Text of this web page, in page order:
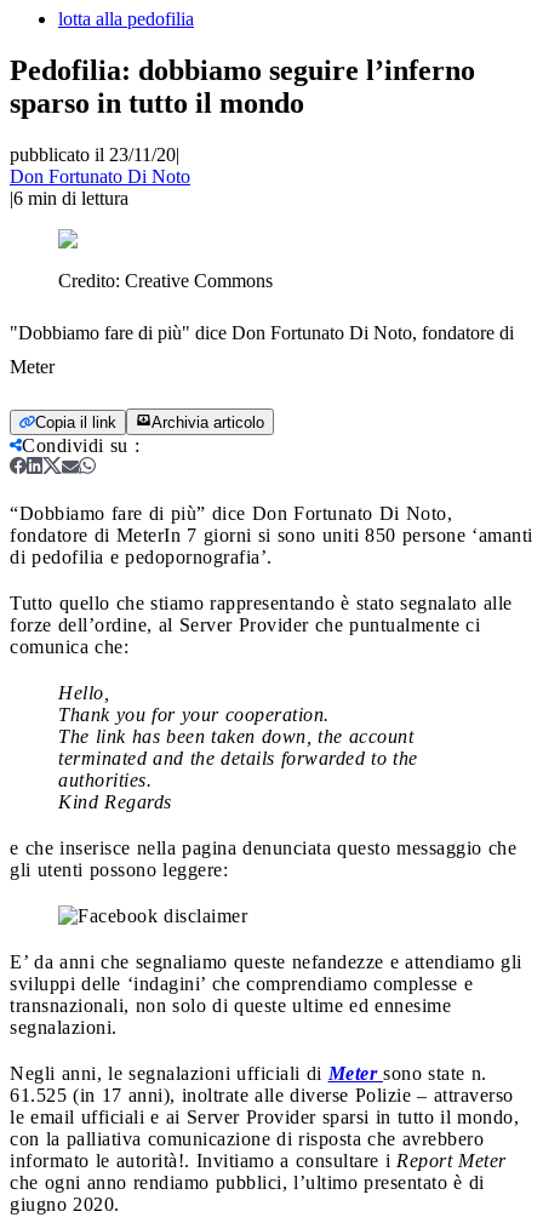
lotta alla pedofilia
Pedofilia: dobbiamo seguire l’inferno
sparso in tutto il mondo
pubblicato il 23/11/20|
Don Fortunato Di Noto
|6 min di lettura
Credito: Creative Commons
"Dobbiamo fare di più" dice Don Fortunato Di Noto, fondatore di
Meter
Copia il link Archivia articolo
Condividi su :
“Dobbiamo fare di più” dice Don Fortunato Di Noto,
fondatore di MeterIn 7 giorni si sono uniti 850 persone ‘amanti
di pedofilia e pedopornografia’.
Tutto quello che stiamo rappresentando è stato segnalato alle
forze dell’ordine, al Server Provider che puntualmente ci
comunica che:
Hello,
Thank you for your cooperation.
The link has been taken down, the account
terminated and the details forwarded to the
authorities.
Kind Regards
e che inserisce nella pagina denunciata questo messaggio che
gli utenti possono leggere:
E’ da anni che segnaliamo queste nefandezze e attendiamo gli
sviluppi delle ‘indagini’ che comprendiamo complesse e
transnazionali, non solo di queste ultime ed ennesime
segnalazioni.
Negli anni, le segnalazioni ufficiali di Meter sono state n.
61.525 (in 17 anni), inoltrate alle diverse Polizie – attraverso
le email ufficiali e ai Server Provider sparsi in tutto il mondo,
con la palliativa comunicazione di risposta che avrebbero
informato le autorità!. Invitiamo a consultare i Report Meter
che ogni anno rendiamo pubblici, l’ultimo presentato è di
giugno 2020.